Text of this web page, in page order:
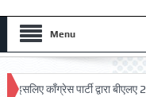
Menu
पार्टी द्वारा बीएलए 2 किए